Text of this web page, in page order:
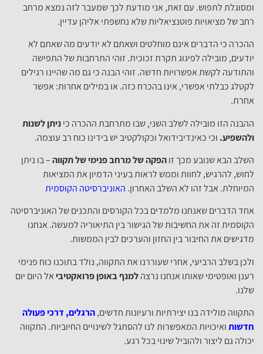
ומסוגלת לתפוש. עם זאת, אני מודעת לכך שמעבר לזה נמצא מרחב
רחב של מציאויות פוטנציאליות שלא נחשפתי אליהן עדיין.
ההכרה כי הדברים אינם מוחלטים ושאתם לא יודעים מה שאתם לא
יודעים, מובילה לפיגוג תקרת זכוכית. זוהי התרחבות של התפישה
והתודעה לקשת אפשרויות חדשה. זוהי הבנה כי גם מה שהיינו רגילים
לקטלג כבלתי אפשרי, אינו בהכרח כזה. או במילים אחרות: אפשר
אחרת.
ההבנה הזו מובילה לשלב השני, שבו מתרחבת ההכרה כיניתן לשנות
ולהשפיע. וכי כאינדיבידואל וכקולקטיב יש בידינו כוח רב עוצמה.
השלב הבא שנובע מכך זוהפקה של מרחב פנימי של תקווה– בו ניתן
לחוש, להרגיש, לחוות וממש לראות בעיני הדמיון את המציאות
המיוחלת. אבל זהו לא השלב האחרון. האוניברסיטה הקוסמית
אחד הדברים שאנחנו מלמדים בכל הקורסים והתכנים של האוניברסיטה
הקוסמית זה את החשיבות של הגישור בין התיאוריה למעשה. אנחנו
מדגישים את החיבור בין החזון והערכים לבין הממשות.
ולכן בשלב הרביעי, אחרי שעוררנו את התקווה, נולד בתוכנו כוח פנימי
רענן ואופטימי שאותו אנחנו נרצהלמנף באופן פרואקטיביאל היום יום
שלנו.
התקווה מולידה בנו יצירתיות ורעיונות חדשים,הרגלים, דרכי פעולה
חדשותואיכויות המאפשרות לנו להסתגל לשינויים החיוביות. התקווה
יכולה גם ליצור ולהוביל שינוי בכל רגע.